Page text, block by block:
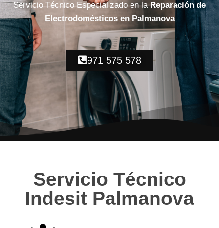
Servicio Técnico Especializado en laReparación de
Electrodomésticos en Palmanova
971 575 578
Servicio Técnico
Indesit Palmanova